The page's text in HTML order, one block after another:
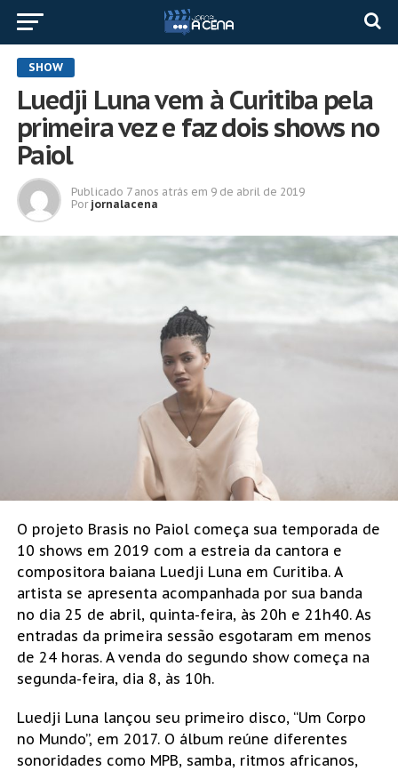
SHOW
Luedji Luna vem à Curitiba pela
primeira vez e faz dois shows no
Paiol
Publicado 7 anos atrás em 9 de abril de 2019
Por jornalacena
O projeto Brasis no Paiol começa sua temporada de
10 shows em 2019 com a estreia da cantora e
compositora baiana Luedji Luna em Curitiba. A
artista se apresenta acompanhada por sua banda
no dia 25 de abril, quinta-feira, às 20h e 21h40. As
entradas da primeira sessão esgotaram em menos
de 24 horas. A venda do segundo show começa na
segunda-feira, dia 8, às 10h.
Luedji Luna lançou seu primeiro disco, “Um Corpo
no Mundo”, em 2017. O álbum reúne diferentes
sonoridades como MPB, samba, ritmos africanos,